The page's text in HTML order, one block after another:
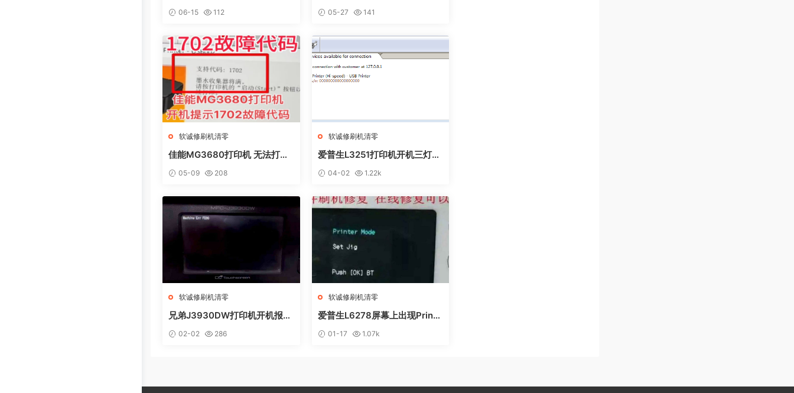
06-15 112
盒 05-27 141
软诚修刷机清零
佳能MG3680打印机 无法打印
集器已满
05-09 208
软诚修刷机清零
爱普生L3251打印机开机三灯长
04-02 1.22k
软诚修刷机清零
兄弟J3930DW打印机开机报错
速解决问题
02-02 286
软诚修刷机清零
爱普生L6278屏幕上出现Printe
快速解决问题
01-17 1.07k